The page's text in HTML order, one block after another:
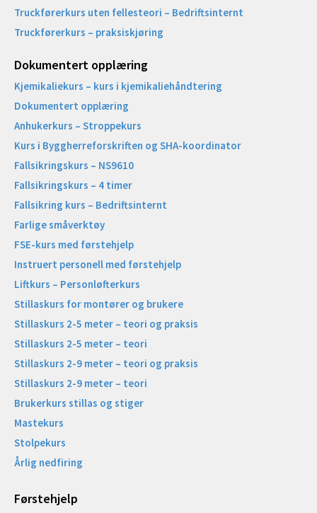
Truckførerkurs uten fellesteori – Bedriftsinternt
Truckførerkurs – praksiskjøring
Dokumentert opplæring
Kjemikaliekurs – kurs i kjemikaliehåndtering
Dokumentert opplæring
Anhukerkurs – Stroppekurs
Kurs i Byggherreforskriften og SHA-koordinator
Fallsikringskurs – NS9610
Fallsikringskurs – 4 timer
Fallsikring kurs – Bedriftsinternt
Farlige småverktøy
FSE-kurs med førstehjelp
Instruert personell med førstehjelp
Liftkurs – Personløfterkurs
Stillaskurs for montører og brukere
Stillaskurs 2-5 meter – teori og praksis
Stillaskurs 2-5 meter – teori
Stillaskurs 2-9 meter – teori og praksis
Stillaskurs 2-9 meter – teori
Brukerkurs stillas og stiger
Mastekurs
Stolpekurs
Årlig nedfiring
Førstehjelp